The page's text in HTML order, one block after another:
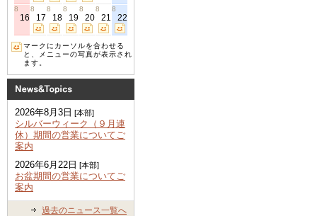
8
16
8
17
8
18
8
19
8
20
8
21
8
22
マークにカーソルを合わせる
と、メニューの写真が表示され
ます。
2026年8月3日 [本部]
シルバーウィーク（９月連
休）期間の営業についてご
案内
2026年6月22日 [本部]
お盆期間の営業についてご
案内
過去のニュース一覧へ